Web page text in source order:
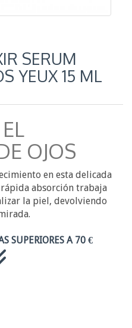
SERUM
YEUX 15 ML
OJOS
en esta delicada
rápida absorción trabaja
la piel, devolviendo
SUPERIORES A 70 €